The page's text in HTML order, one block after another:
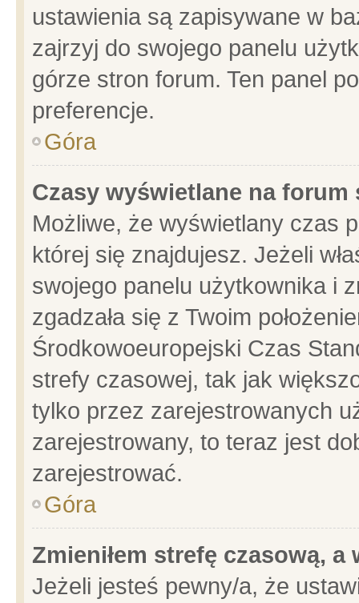
ustawienia są zapisywane w
zajrzyj do swojego panelu
górze stron forum. Ten panel
preferencje.
Góra
Czasy wyświetlane na forum
Możliwe, że wyświetlany czas
której się znajdujesz. Jeżeli
swojego panelu użytkownika i
zgadzała się z Twoim
Środkowoeuropejski Czas
strefy czasowej, tak jak
tylko przez zarejestrowanych
zarejestrowany, to teraz jest
zarejestrować.
Góra
Zmieniłem strefę czasową,
Jeżeli jesteś pewny/a, że